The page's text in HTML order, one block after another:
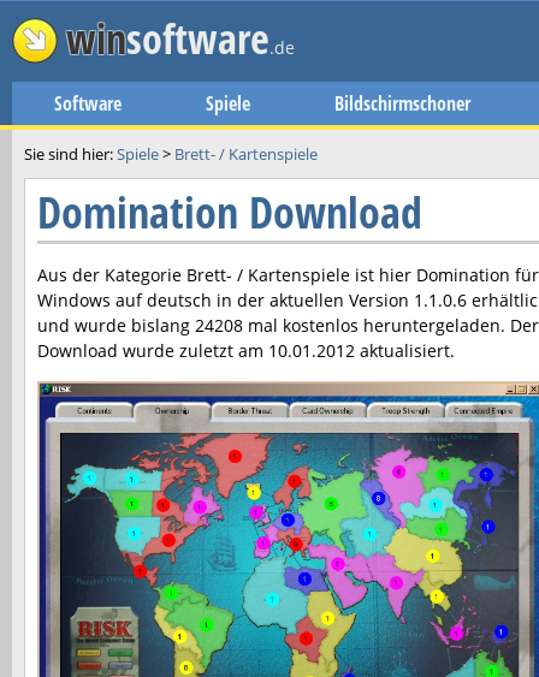
winsoftware.de
Software Spiele Bildschirmschoner
Sie sind hier:Spiele> Brett- / Kartenspiele
Domination Download
Aus der Kategorie Brett- / Kartenspiele ist hier Domination für
Windows auf deutsch in der aktuellen Version 1.1.0.6
und wurde bislang 24208 mal kostenlos heruntergeladen. Der
Download wurde zuletzt am 10.01.2012 aktualisiert.